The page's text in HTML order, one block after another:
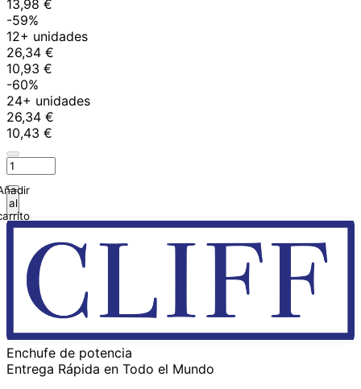
13,98 €
-59%
12+ unidades
26,34 €
10,93 €
-60%
24+ unidades
26,34 €
10,43 €
al
Enchufe de potencia
Entrega Rápida en Todo el Mundo